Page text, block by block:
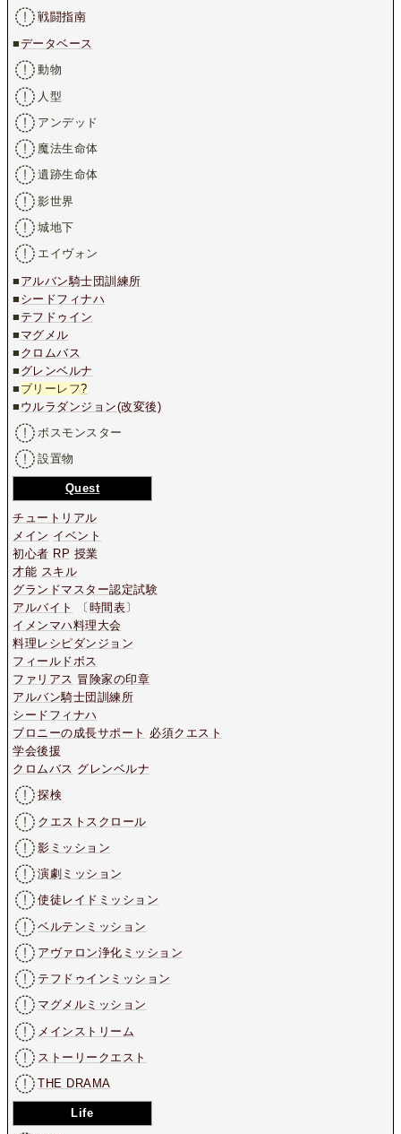
戦闘指南
■データベース
動物
人型
アンデッド
魔法生命体
遺跡生命体
影世界
城地下
エイヴォン
■ アルバン騎士団訓練所
■ シードフィナハ
■ テフドゥイン
■ マグメル
■ クロムバス
■ グレンベルナ
■ ブリーレフ?
■ ウルラダンジョン(改変後)
ボスモンスター
設置物
Quest
チュートリアル
メイン イベント
初心者 RP 授業
才能 スキル
グランドマスター認定試験
アルバイト
〔 時間表〕
イメンマハ料理大会
料理レシピダンジョン
フィールドボス
ファリアス 冒険家の印章
アルバン騎士団訓練所
シードフィナハ
ブロニーの成長サポート 必須クエスト
学会後援
クロムバス グレンベルナ
探検
クエストスクロール
影ミッション
演劇ミッション
使徒レイドミッション
ベルテンミッション
アヴァロン浄化ミッション
テフドゥインミッション
マグメルミッション
メインストリーム
ストーリークエスト
THE DRAMA
Life